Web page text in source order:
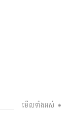
មើលទាំងអស់ ➧